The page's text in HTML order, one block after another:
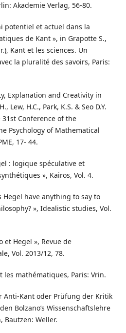
Akademie Verlag, 56-80.
potentiel et actuel dans la
de Kant », in Grapotte S.,
Kant et les sciences. Un
la pluralité des savoirs, Paris:
Explanation and Creativity in
Lew, H.C., Park, K.S. & Seo D.Y.
31st Conference of the
Psychology of Mathematical
17- 44.
: logique spéculative et
», Kairos, Vol. 4.
Hegel have anything to say to
», Idealistic studies, Vol.
et Hegel », Revue de
Vol. 2013/12, 78.
les mathématiques, Paris: Vrin.
Anti-Kant oder Prüfung der Kritik
Bolzano’s Wissenschaftslehre
Bautzen: Weller.